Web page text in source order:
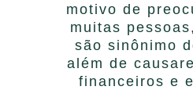
motivo de
muitas
são sinônimo
além de
financeiros e